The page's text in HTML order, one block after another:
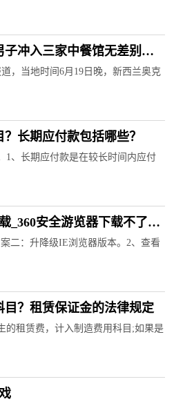
冲入三家中餐馆无差别砍
，当地时间6月19日晚，新西兰奥克
长期应付款包括哪些？
1、长期应付款是在较长时间内应付
_360安全游览器下载不了东
二：升降级IE浏览器版本。2、查看
？租赁保证金的法律规定
的租赁费，计入制造费用科目;如果是